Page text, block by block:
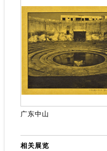
广东中山
相关展览